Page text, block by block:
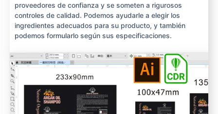
proveedores de confianza y se someten a rigurosos
controles de calidad. Podemos ayudarle a elegir los
ingredientes adecuados para su producto, y también
podemos formularlo según sus especificaciones.